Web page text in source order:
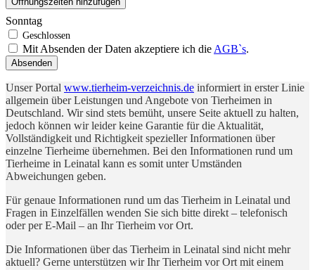
Sonntag
Mit Absenden der Daten akzeptiere ich die AGB`s.
Absenden
Unser Portal www.tierheim-verzeichnis.de informiert in erster Linie
allgemein über Leistungen und Angebote von Tierheimen in
Deutschland. Wir sind stets bemüht, unsere Seite aktuell zu halten,
jedoch können wir leider keine Garantie für die Aktualität,
Vollständigkeit und Richtigkeit spezieller Informationen über
einzelne Tierheime übernehmen. Bei den Informationen rund um
Tierheime in Leinatal kann es somit unter Umständen
Abweichungen geben.
Für genaue Informationen rund um das Tierheim in Leinatal und
Fragen in Einzelfällen wenden Sie sich bitte direkt – telefonisch
oder per E-Mail – an Ihr Tierheim vor Ort.
Die Informationen über das Tierheim in Leinatal sind nicht mehr
aktuell? Gerne unterstützen wir Ihr Tierheim vor Ort mit einem